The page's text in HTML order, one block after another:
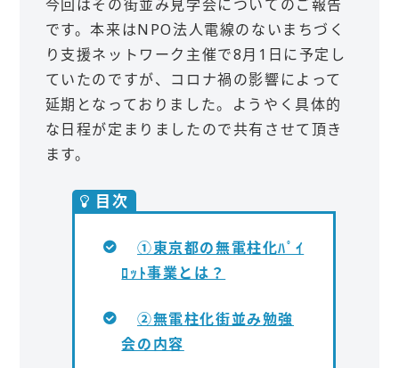
今回はその街並み見学会についてのご報告
です。本来はNPO法人電線のないまちづく
り支援ネットワーク主催で8月1日に予定し
ていたのですが、コロナ禍の影響によって
延期となっておりました。ようやく具体的
な日程が定まりましたので共有させて頂き
ます。
目次
①東京都の無電柱化ﾊﾟｲ
ﾛｯﾄ事業とは？
②無電柱化街並み勉強
会の内容